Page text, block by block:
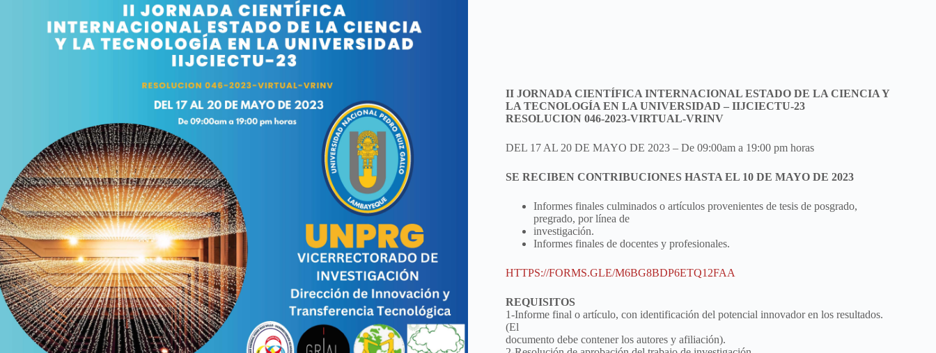
II JORNADA CIENTÍFICA INTERNACIONAL ESTADO DE LA CIENCIA Y
LA TECNOLOGÍA EN LA UNIVERSIDAD – IIJCIECTU-23
RESOLUCION 046-2023-VIRTUAL-VRINV
DEL 17 AL 20 DE MAYO DE 2023 – De 09:00am a 19:00 pm horas
SE RECIBEN CONTRIBUCIONES HASTA EL 10 DE MAYO DE 2023
Informes finales culminados o artículos provenientes de tesis de posgrado,
pregrado, por línea de
investigación.
Informes finales de docentes y profesionales.
HTTPS://FORMS.GLE/M6BG8BDP6ETQ12FAA
REQUISITOS
1-Informe final o artículo, con identificación del potencial innovador en los resultados.
(El
documento debe contener los autores y afiliación).